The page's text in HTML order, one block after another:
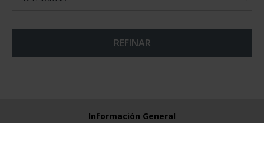
REFINAR
Información General